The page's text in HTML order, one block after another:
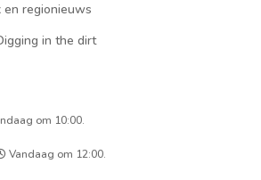
en regionieuws
in the dirt
om 10:00.
Vandaag om 12:00.